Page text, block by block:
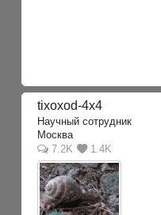
tixoxod-4x4
Научный сотрудник
Москва
7.2K
1.4K